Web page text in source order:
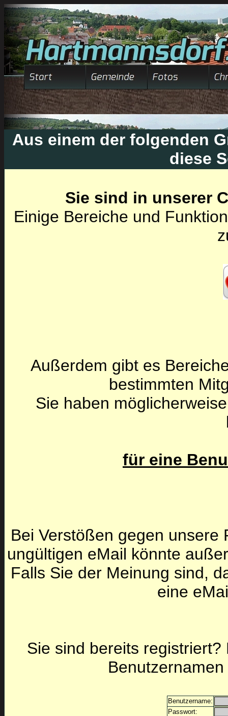
Aus einem der folgenden
diese
Sie sind in unserer
Einige Bereiche und
Außerdem gibt es
bestimmten
Sie haben
für eine
Bei Verstößen gegen unsere
ungültigen eMail könnte
Falls Sie der Meinung sind,
eine
Sie sind bereits
Benutzername:
Passwort: